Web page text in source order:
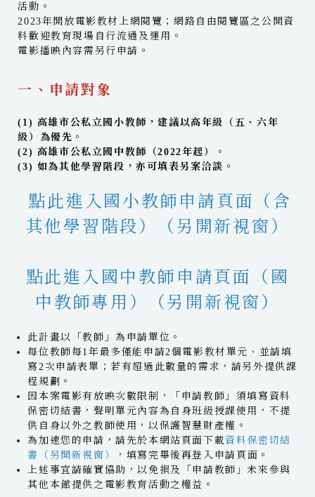
活動。
2023年開放電影教材上網閱覽；網路自由閱覽區之公開資
料歡迎教育現場自行流通及運用。
電影播映內容需另行申請。
一、申請對象
(1) 高雄市公私立國小教師，建議以高年級（五、六年
級）為優先。
(2) 高雄市公私立國中教師（2022年起）。
(3) 如為其他學習階段，亦可填表另案洽談。
點此進入 國小教師申請頁面（含
其他學習階段）（另開新視窗）
點此進入國中教師申請頁面（國
中教師專用）（另開新視窗）
此計畫以「教師」為申請單位。
每位教師每1年最多僅能申請2個電影教材單元、並請填
寫2次申請表單；若有超過此數量的需求，請另外提供課
程規劃。
因本案電影有放映次數限制，「申請教師」須填寫資料
保密切結書，聲明單元內容為自身班級授課使用，不提
供自身以外之教師使用，以保護智慧財產權。
為加速您的申請，請先於本網站頁面下載資料保密切結
書（另開新視窗）
，填寫完畢後再登入申請頁面。
上述事宜請確實協助，以免損及「申請教師」未來參與
其他本館提供之電影教育活動之權益。